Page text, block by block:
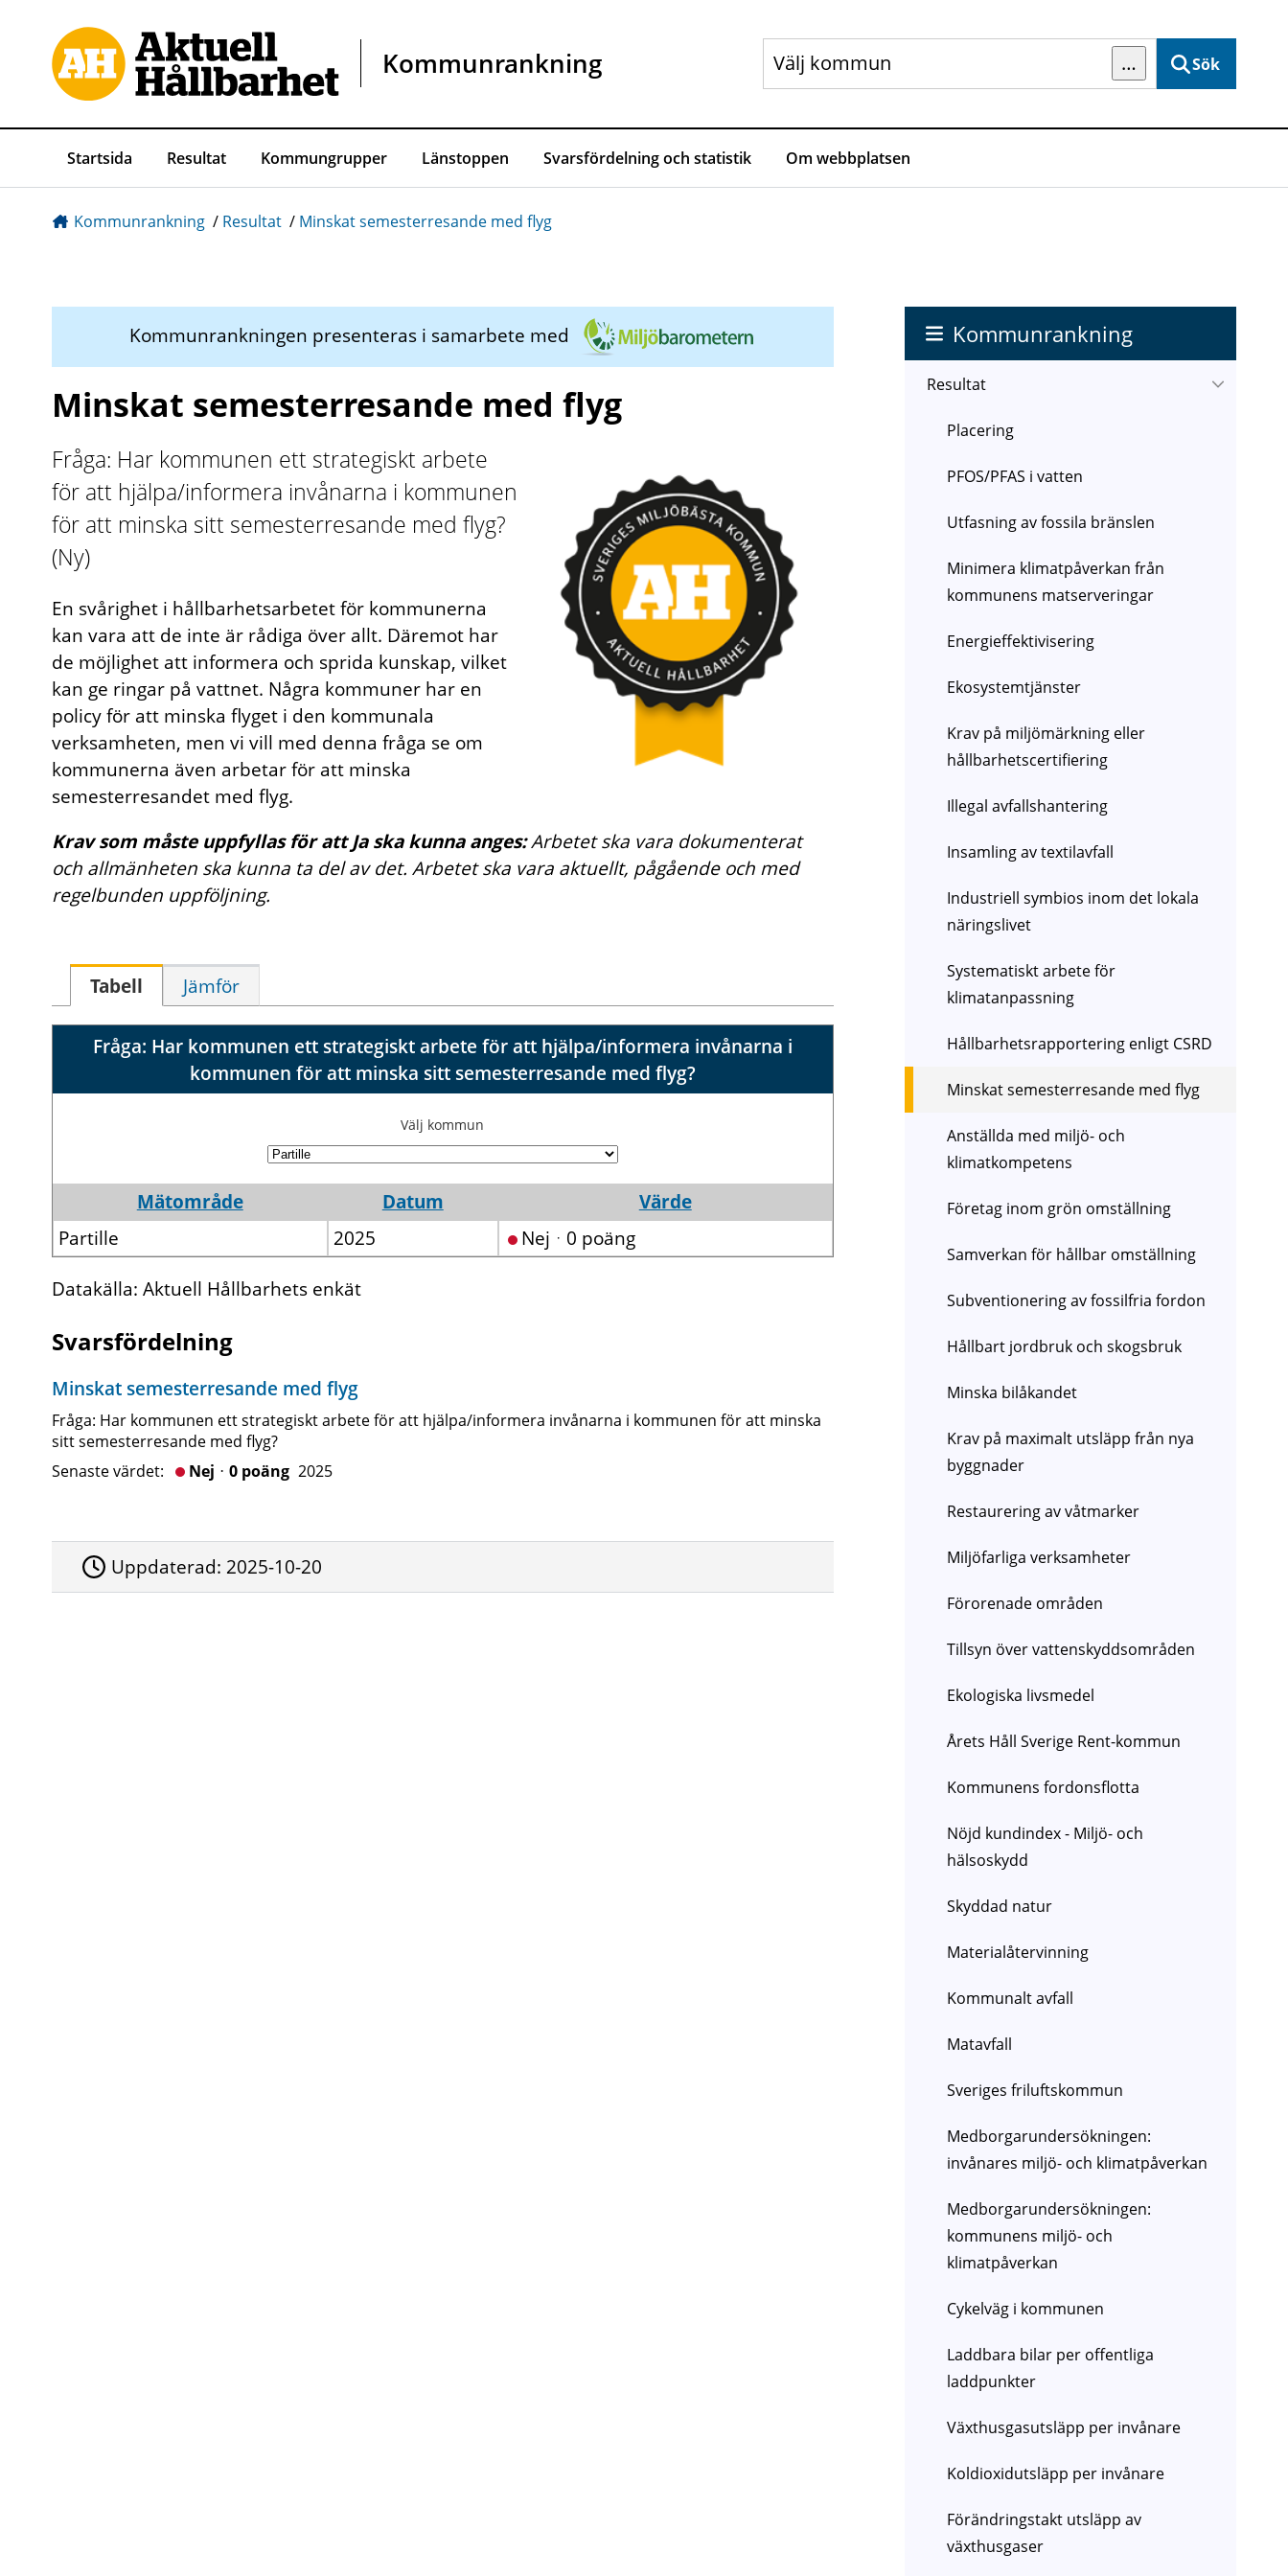
Kommunrankning … Sök
Startsida Resultat Kommungrupper Länstoppen Svarsfördelning och statistik Om webbplatsen
Kommunrankning / Resultat / Minskat semesterresande med flyg
Kommunrankningen presenteras i samarbete med
Minskat semesterresande med flyg
Fråga: Har kommunen ett strategiskt arbete
för att hjälpa/informera invånarna i kommunen
för att minska sitt semesterresande med flyg?
(Ny)
En svårighet i hållbarhetsarbetet för kommunerna
kan vara att de inte är rådiga över allt. Däremot har
de möjlighet att informera och sprida kunskap, vilket
kan ge ringar på vattnet. Några kommuner har en
policy för att minska flyget i den kommunala
verksamheten, men vi vill med denna fråga se om
kommunerna även arbetar för att minska
semesterresandet med flyg.
Krav som måste uppfyllas för att Ja ska kunna anges:Arbetet ska vara dokumenterat
och allmänheten ska kunna ta del av det. Arbetet ska vara aktuellt, pågående och med
regelbunden uppföljning.
Tabell Jämför
Fråga: Har kommunen ett strategiskt arbete för att hjälpa/informera invånarna i
kommunen för att minska sitt semesterresande med flyg?
Välj kommun
Mätområde Datum
Värde
Partille
2025 Nejᆞ0 poäng
Datakälla: Aktuell Hållbarhets enkät
Svarsfördelning
Minskat semesterresande med flyg
Fråga: Har kommunen ett strategiskt arbete för att hjälpa/informera invånarna i kommunen för att minska
sitt semesterresande med flyg?
Senaste värdet:
Nejᆞ0 poäng 2025
Uppdaterad: 2025-10-20
Kommunrankning
Resultat
Placering
PFOS/PFAS i vatten
Utfasning av fossila bränslen
Minimera klimatpåverkan från
kommunens matserveringar
Energieffektivisering
Ekosystemtjänster
Krav på miljömärkning eller
hållbarhetscertifiering
Illegal avfallshantering
Insamling av textilavfall
Industriell symbios inom det lokala
näringslivet
Systematiskt arbete för
klimatanpassning
Hållbarhetsrapportering enligt CSRD
Minskat semesterresande med flyg
Anställda med miljö- och
klimatkompetens
Företag inom grön omställning
Samverkan för hållbar omställning
Subventionering av fossilfria fordon
Hållbart jordbruk och skogsbruk
Minska bilåkandet
Krav på maximalt utsläpp från nya
byggnader
Restaurering av våtmarker
Miljöfarliga verksamheter
Förorenade områden
Tillsyn över vattenskyddsområden
Ekologiska livsmedel
Årets Håll Sverige Rent-kommun
Kommunens fordonsflotta
Nöjd kundindex - Miljö- och
hälsoskydd
Skyddad natur
Materialåtervinning
Kommunalt avfall
Matavfall
Sveriges friluftskommun
Medborgarundersökningen:
invånares miljö- och klimatpåverkan
Medborgarundersökningen:
kommunens miljö- och
klimatpåverkan
Cykelväg i kommunen
Laddbara bilar per offentliga
laddpunkter
Växthusgasutsläpp per invånare
Koldioxidutsläpp per invånare
Förändringstakt utsläpp av
växthusgaser